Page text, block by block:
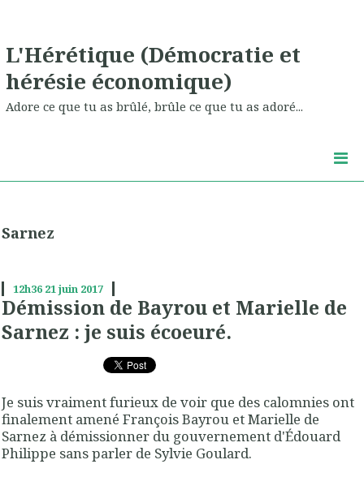
L'Hérétique (Démocratie et
hérésie économique)
Adore ce que tu as brûlé, brûle ce que tu as adoré...
Sarnez
12h36 21juin 2017
Démission de Bayrou et Marielle de
Sarnez : je suis écoeuré.
Je suis vraiment furieux de voir que des calomnies ont
finalement amené François Bayrou et Marielle de
Sarnez à démissionner du gouvernement d'Édouard
Philippe sans parler de Sylvie Goulard.